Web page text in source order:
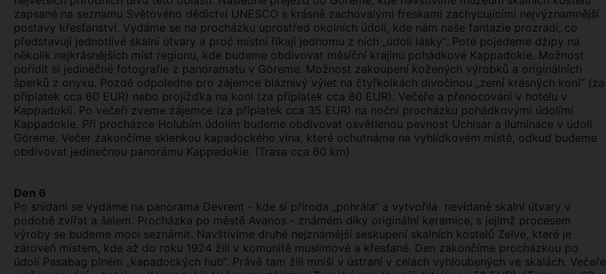
zapsané na seznamu Světového dědictví UNESCO s krásně zachovalými freskami zachycujícími nejvýznamnější
postavy křesťanství. Vydáme se na procházku uprostřed okolních údolí, kde nám naše fantazie prozradí, co
představují jednotlivé skalní útvary a proč místní říkají jednomu z nich „údolí lásky“. Poté pojedeme džípy na
několik nejkrásnějších míst regionu, kde budeme obdivovat měsíční krajinu pohádkové Kappadokie. Možnost
pořídit si jedinečné fotografie z panoramatu v Göreme. Možnost zakoupení kožených výrobků a originálních
šperků z onyxu. Pozdě odpoledne pro zájemce bláznivý výlet na čtyřkolkách divočinou „zemí krásných koní“ (za
příplatek cca 60 EUR) nebo projížďka na koni (za příplatek cca 80 EUR). Večeře a přenocování v hotelu v
Kappadokii. Po večeři zveme zájemce (za příplatek cca 35 EUR) na noční procházku pohádkovými údolími
Kappadokie. Při procházce Holubím údolím budeme obdivovat osvětlenou pevnost Uchisar a iluminace v údolí
Göreme. Večer zakončíme sklenkou kapadockého vína, které ochutnáme na vyhlídkovém místě, odkud budeme
obdivovat jedinečnou panorámu Kappadokie. (Trasa cca 60 km)
Den 6
Po snídani se vydáme na panorama Devrent - kde si příroda „pohrála“ a vytvořila nevídané skalní útvary v
podobě zvířat a šelem. Procházka po městě Avanos - známém díky originální keramice, s jejímž procesem
výroby se budeme moci seznámit. Navštívíme druhé nejznámější seskupení skalních kostelů Zelve, které je
zároveň místem, kde až do roku 1924 žili v komunitě muslimové a křesťané. Den zakončíme procházkou po
údolí Pasabag plném „kapadockých hub“. Právě tam žili mniši v ústraní v celách vyhloubených ve skalách. Večeře